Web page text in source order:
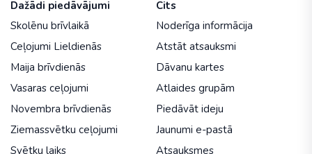
Dažādi piedāvājumi
Skolēnu brīvlaikā
Ceļojumi Lieldienās
Maija brīvdienās
Vasaras ceļojumi
Novembra brīvdienās
Ziemassvētku ceļojumi
Svētku laiks
Cits
Noderīga informācija
Atstāt atsauksmi
Dāvanu kartes
Atlaides grupām
Piedāvāt ideju
Jaunumi e-pastā
Atsauksmes